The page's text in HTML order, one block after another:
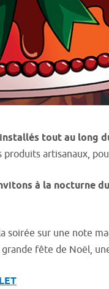
tout au long
artisanaux,
à la nocturne
soirée sur une note
fête de Noël,